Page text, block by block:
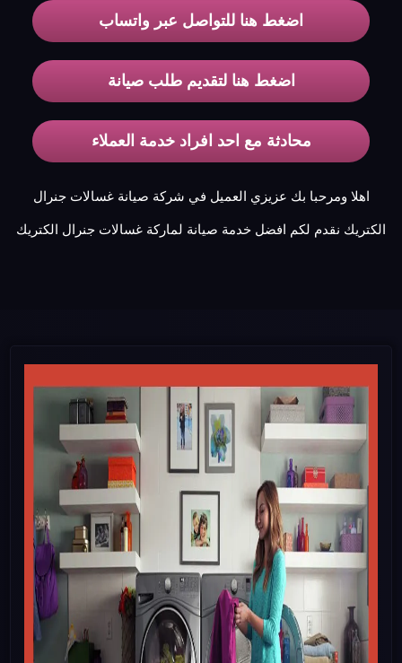
اضغط هنا للتواصل عبر واتساب
اضغط هنا لتقديم طلب صيانة
محادثة مع احد افراد خدمة العملاء
اهلا ومرحبا بك عزيزي العميل في شركة صيانة غسالات جنرال
الكتريك نقدم لكم افضل خدمة صيانة لماركة غسالات جنرال الكتريك